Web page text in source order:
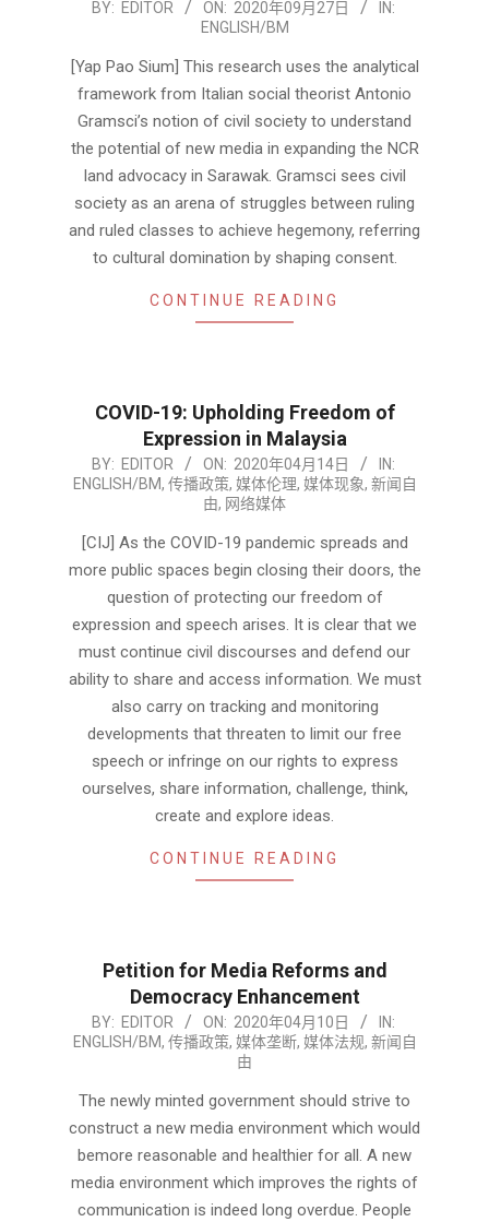
2020-
27
BY: EDITOR ON: 2020年09月27日
IN:
ENGLISH/BM
[Yap Pao Sium] This research uses the analytical
framework from Italian social theorist Antonio
Gramsci’s notion of civil society to understand
the potential of new media in expanding the NCR
land advocacy in Sarawak. Gramsci sees civil
society as an arena of struggles between ruling
and ruled classes to achieve hegemony, referring
to cultural domination by shaping consent.
CONTINUE READING
COVID-19: Upholding Freedom of
Expression in Malaysia
2020-
04-
BY: EDITOR ON: 2020年04月14日
IN:
ENGLISH/BM, 传播政策, 媒体伦理, 媒体现象, 新闻自
由, 网络媒体
[CIJ] As the COVID-19 pandemic spreads and
more public spaces begin closing their doors, the
question of protecting our freedom of
expression and speech arises. It is clear that we
must continue civil discourses and defend our
ability to share and access information. We must
also carry on tracking and monitoring
developments that threaten to limit our free
speech or infringe on our rights to express
ourselves, share information, challenge, think,
create and explore ideas.
CONTINUE READING
Petition for Media Reforms and
Democracy Enhancement
2020-
04-
BY: EDITOR ON: 2020年04月10日
IN:
ENGLISH/BM, 传播政策, 媒体垄断, 媒体法规, 新闻自
由
The newly minted government should strive to
construct a new media environment which would
bemore reasonable and healthier for all. A new
media environment which improves the rights of
communication is indeed long overdue. People